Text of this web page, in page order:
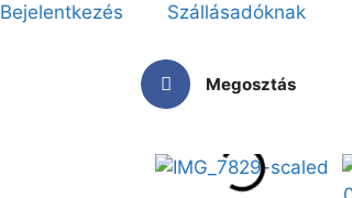
Bejelentkezés Szállásadóknak
Megosztás